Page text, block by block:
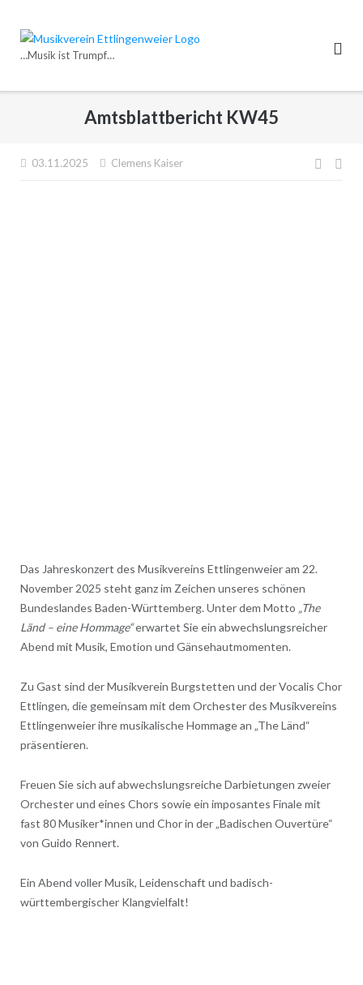
…Musik ist Trumpf…
Amtsblattbericht KW45
03.11.2025 Clemens Kaiser
Das Jahreskonzert des Musikvereins Ettlingenweier am 22.
November 2025 steht ganz im Zeichen unseres schönen
Bundeslandes Baden-Württemberg. Unter dem Motto „The
Länd – eine Hommage“erwartet Sie ein abwechslungsreicher
Abend mit Musik, Emotion und Gänsehautmomenten.
Zu Gast sind der Musikverein Burgstetten und der Vocalis Chor
Ettlingen, die gemeinsam mit dem Orchester des Musikvereins
Ettlingenweier ihre musikalische Hommage an „The Länd“
präsentieren.
Freuen Sie sich auf abwechslungsreiche Darbietungen zweier
Orchester und eines Chors sowie ein imposantes Finale mit
fast 80 Musiker*innen und Chor in der „Badischen Ouvertüre“
von Guido Rennert.
Ein Abend voller Musik, Leidenschaft und badisch-
württembergischer Klangvielfalt!